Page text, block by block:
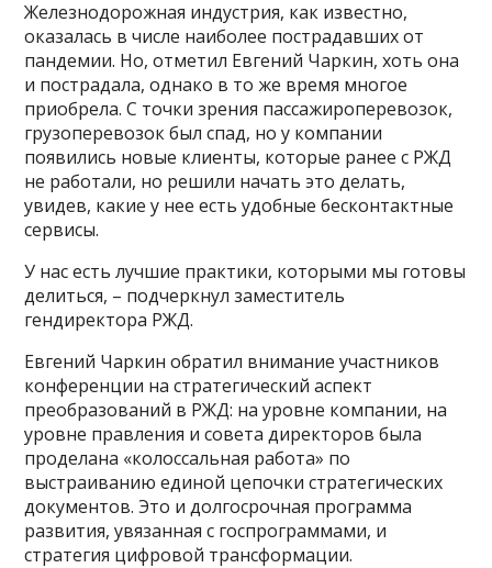
Железнодорожная индустрия, как известно,
оказалась в числе наиболее пострадавших от
пандемии. Но, отметил Евгений Чаркин, хоть она
и пострадала, однако в то же время многое
приобрела. С точки зрения пассажироперевозок,
грузоперевозок был спад, но у компании
появились новые клиенты, которые ранее с РЖД
не работали, но решили начать это делать,
увидев, какие у нее есть удобные бесконтактные
сервисы.
У нас есть лучшие практики, которыми мы готовы
делиться, – подчеркнул заместитель
гендиректора РЖД.
Евгений Чаркин обратил внимание участников
конференции на стратегический аспект
преобразований в РЖД: на уровне компании, на
уровне правления и совета директоров была
проделана «колоссальная работа» по
выстраиванию единой цепочки стратегических
документов. Это и долгосрочная программа
развития, увязанная с госпрограммами, и
стратегия цифровой трансформации.